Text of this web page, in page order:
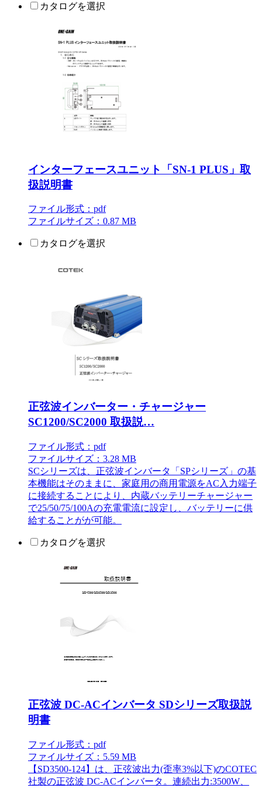
カタログを選択
インターフェースユニット「SN-1 PLUS」取
扱説明書
ファイル形式：pdf
ファイルサイズ：0.87 MB
カタログを選択
正弦波インバーター・チャージャー
SC1200/SC2000 取扱説…
ファイル形式：pdf
ファイルサイズ：3.28 MB
SCシリーズは、正弦波インバータ「SPシリーズ」の基
本機能はそのままに、家庭用の商用電源をAC入力端子
に接続することにより、内蔵バッテリーチャージャー
で25/50/75/100Aの充電電流に設定し、バッテリーに供
給することがが可能。
カタログを選択
正弦波 DC-ACインバータ SDシリーズ取扱説
明書
ファイル形式：pdf
ファイルサイズ：5.59 MB
【SD3500-124】は、正弦波出力(歪率3%以下)のCOTEC
社製の正弦波 DC-ACインバータ。連続出力:3500W、